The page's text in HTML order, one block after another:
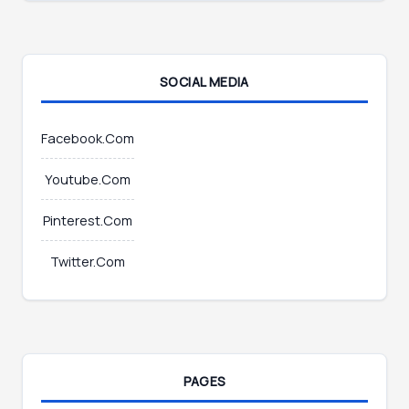
SOCIAL MEDIA
Facebook.Com
Youtube.Com
Pinterest.Com
Twitter.Com
PAGES